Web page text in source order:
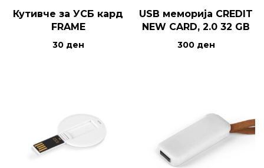
Кутивче за УСБ кард
FRAME
30 ден
USB меморија CREDIT
NEW CARD, 2.0 32 GB
300 ден